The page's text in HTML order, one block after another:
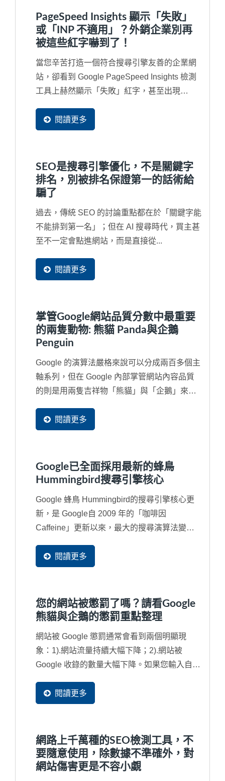
PageSpeed Insights 顯示「失敗」
或「INP 不適用」？外銷企業別再
被這些紅字嚇到了！
當您辛苦打造一個符合搜尋引擎友善的企業網
站，卻看到 Google PageSpeed Insights 檢測
工具上赫然顯示「失敗」紅字，甚至出現
閱讀更多
SEO是搜尋引擎優化，不是關鍵字
排名，別被排名保證第一的話術給
騙了
過去，傳統 SEO 的討論重點都在於「關鍵字能
不能排到第一名」；但在 AI 搜尋時代，買主甚
至不一定會點進網站，而是直接從...
閱讀更多
掌管Google網站品質分數中最重要
的兩隻動物: 熊貓 Panda與企鵝
Penguin
Google 的演算法嚴格來說可以分成兩百多個主
軸系列，但在 Google 內部掌管網站內容品質
的則是用兩隻吉祥物「熊貓」與「企鵝」來代
閱讀更多
Google已全面採用最新的蜂鳥
Hummingbird搜尋引擎核心
Google 蜂鳥 Hummingbird的搜尋引擎核心更
新，是 Google自 2009 年的「咖啡因
Caffeine」更新以來，最大的搜尋演算法變
閱讀更多
您的網站被懲罰了嗎？請看Google
熊貓與企鵝的懲罰重點整理
網站被 Google 懲罰通常會看到兩個明顯現
象：1).網站流量持續大幅下降；2).網站被
Google 收錄的數量大幅下降。如果您輸入自己
站已經被列入黑名單了，從此不會再被找到
了，也就是說將近有90%潛在買主不會再發現
閱讀更多
網路上千萬種的SEO檢測工具，不
要隨意使用，除數據不準確外，對
網站傷害更是不容小覷